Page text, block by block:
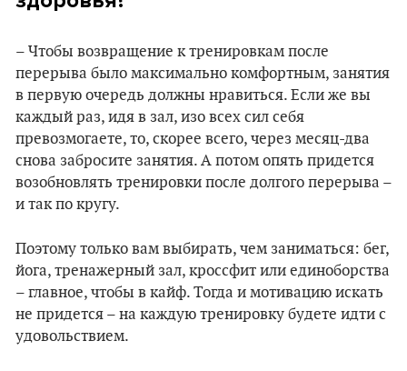
– Чтобы возвращение к тренировкам после
перерыва было максимально комфортным, занятия
в первую очередь должны нравиться. Если же вы
каждый раз, идя в зал, изо всех сил себя
превозмогаете, то, скорее всего, через месяц-два
снова забросите занятия. А потом опять придется
возобновлять тренировки после долгого перерыва –
и так по кругу.
Поэтому только вам выбирать, чем заниматься: бег,
йога, тренажерный зал, кроссфит или единоборства
– главное, чтобы в кайф. Тогда и мотивацию искать
не придется – на каждую тренировку будете идти с
удовольствием.